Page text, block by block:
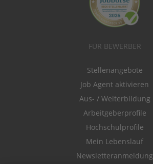
FÜR BEWERBER
Stellenangebote
Job Agent aktivieren
Aus- / Weiterbildung
Arbeitgeberprofile
Hochschulprofile
Mein Lebenslauf
Newsletteranmeldung